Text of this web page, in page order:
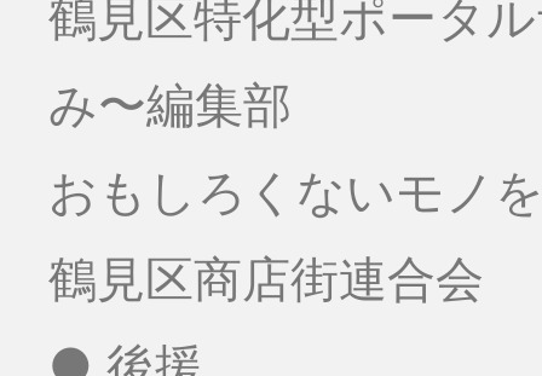
鶴見区特化型ポータ
み〜編集部
おもしろくないモノ
鶴見区商店街連合会